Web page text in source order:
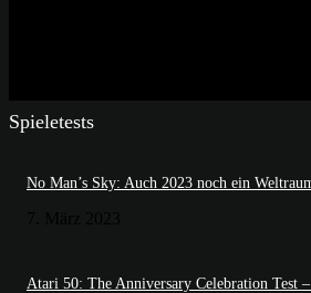
Spieletests
No Man’s Sky: Auch 2023 noch ein
Atari 50: The Anniversary Celebration Test